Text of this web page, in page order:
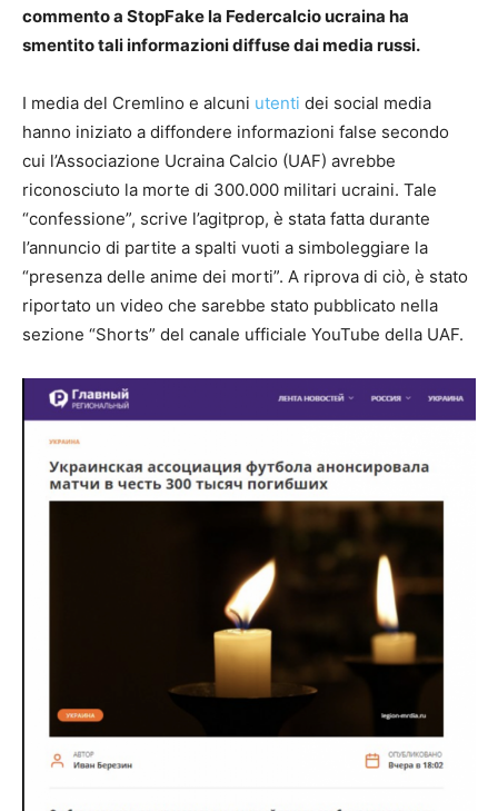
commento a StopFake la Federcalcio ucraina ha
smentito tali informazioni diffuse dai media russi.
I media del Cremlino e alcuni utenti dei social media
hanno iniziato a diffondere informazioni false secondo
cui l’Associazione Ucraina Calcio (UAF) avrebbe
riconosciuto la morte di 300.000 militari ucraini. Tale
“confessione”, scrive l’agitprop, è stata fatta durante
l’annuncio di partite a spalti vuoti a simboleggiare la
“presenza delle anime dei morti”. A riprova di ciò, è stato
riportato un video che sarebbe stato pubblicato nella
sezione “Shorts” del canale ufficiale YouTube della UAF.